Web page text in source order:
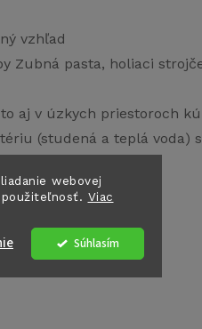
webovej
Viac
Súhlasím
vzhľad
Zubná pasta, holiaci
aj v úzkych priestoroch
(studená a teplá voda)